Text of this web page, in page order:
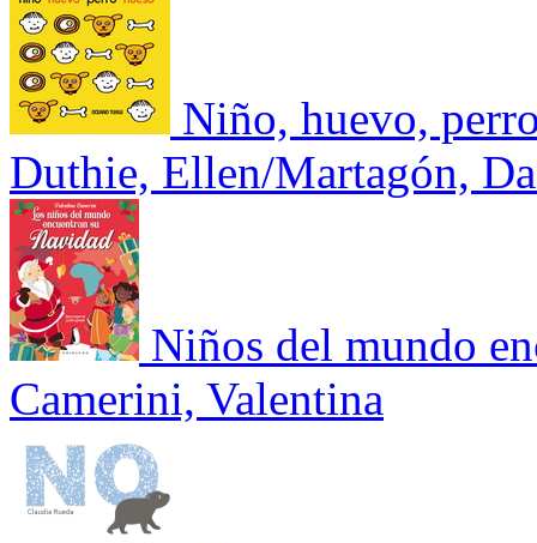
Niño, huevo,
Duthie, Ellen/Martagón,
Niños del mundo
Camerini, Valentina